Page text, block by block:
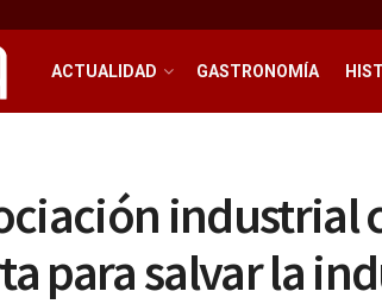
ACTUALIDAD GASTRONOMÍA
industrial
para salvar la